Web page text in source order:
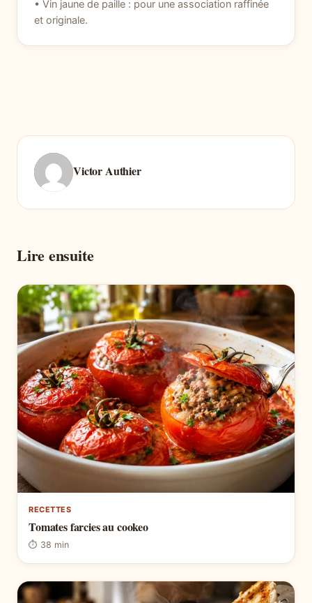
• Vin jaune de paille : pour une association raffinée
et originale.
Victor Authier
Lire ensuite
RECETTES
Tomates farcies au cookeo
⏱ 38 min